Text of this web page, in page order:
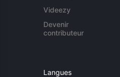
Videezy
Devenir
contributeur
Langues